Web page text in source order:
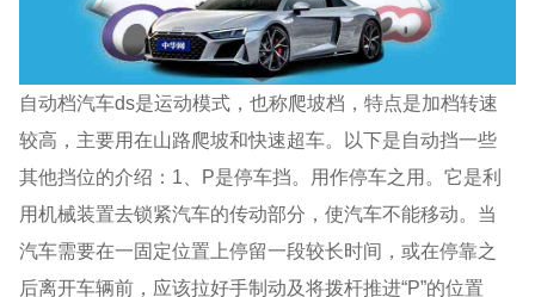
自动档汽车ds是运动模式，也称爬坡档，特点是加档转速
较高，主要用在山路爬坡和快速超车。以下是自动挡一些
其他挡位的介绍：1、P是停车挡。用作停车之用。它是利
用机械装置去锁紧汽车的传动部分，使汽车不能移动。当
汽车需要在一固定位置上停留一段较长时间，或在停靠之
后离开车辆前，应该拉好手制动及将拨杆推进“P”的位置